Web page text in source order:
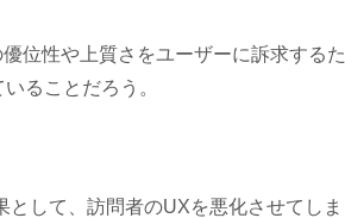
位性や上質さをユーザーに訴求するた
ることだろう。
して、訪問者のUXを悪化させてしま